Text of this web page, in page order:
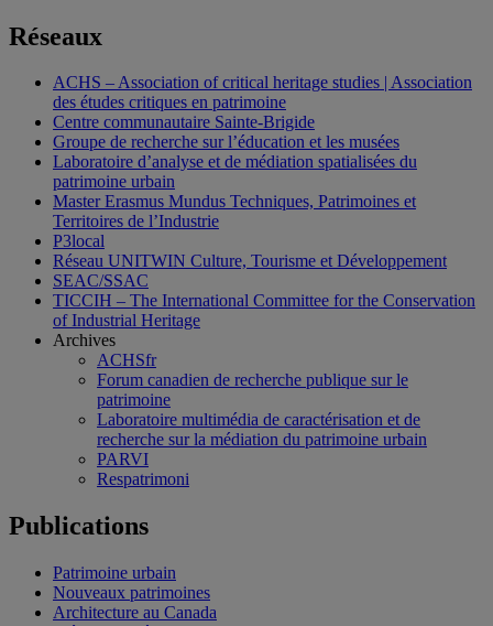
Réseaux
ACHS – Association of critical heritage studies | Association
des études critiques en patrimoine
Centre communautaire Sainte-Brigide
Groupe de recherche sur l’éducation et les musées
Laboratoire d’analyse et de médiation spatialisées du
patrimoine urbain
Master Erasmus Mundus Techniques, Patrimoines et
Territoires de l’Industrie
P3local
Réseau UNITWIN Culture, Tourisme et Développement
SEAC/SSAC
TICCIH – The International Committee for the Conservation
of Industrial Heritage
Archives
ACHSfr
Forum canadien de recherche publique sur le
patrimoine
Laboratoire multimédia de caractérisation et de
recherche sur la médiation du patrimoine urbain
PARVI
Respatrimoni
Publications
Patrimoine urbain
Nouveaux patrimoines
Architecture au Canada